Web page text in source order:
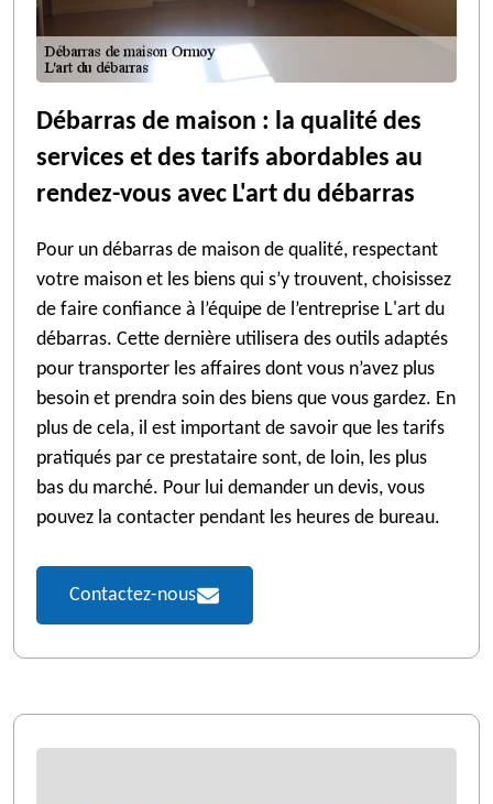
Débarras de maison : la qualité des
services et des tarifs abordables au
rendez-vous avec L'art du débarras
Pour un débarras de maison de qualité, respectant
votre maison et les biens qui s’y trouvent, choisissez
de faire confiance à l’équipe de l’entreprise L'art du
débarras. Cette dernière utilisera des outils adaptés
pour transporter les affaires dont vous n’avez plus
besoin et prendra soin des biens que vous gardez. En
plus de cela, il est important de savoir que les tarifs
pratiqués par ce prestataire sont, de loin, les plus
bas du marché. Pour lui demander un devis, vous
pouvez la contacter pendant les heures de bureau.
Contactez-nous